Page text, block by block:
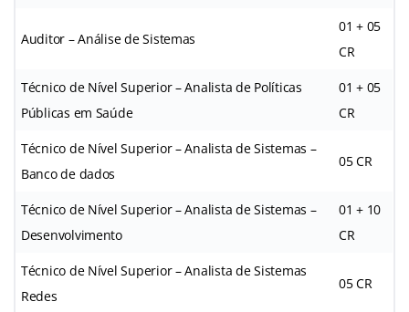
Auditor – Análise de Sistemas
01 + 05
CR
Técnico de Nível Superior – Analista de Políticas
Públicas em Saúde
01 + 05
CR
Técnico de Nível Superior – Analista de Sistemas –
Banco de dados
05 CR
Técnico de Nível Superior – Analista de Sistemas –
Desenvolvimento
01 + 10
CR
Técnico de Nível Superior – Analista de Sistemas
Redes
05 CR